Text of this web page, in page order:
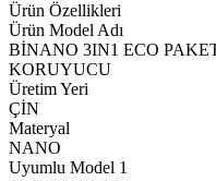
Ürün Özellikleri
Ürün Model Adı
BİNANO 3IN1 ECO
KORUYUCU
Üretim Yeri
ÇİN
Materyal
NANO
Uyumlu Model 1